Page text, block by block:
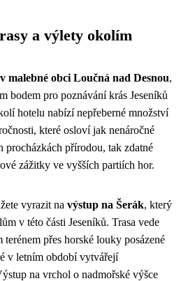
a výlety okolím
malebné obci Loučná nad Desnou,
bodem pro poznávání krás Jeseníků
hotelu nabízí nepřeberné množství
které osloví jak nenáročné
přírodou, tak zdatné
zážitky ve vyšších partiích hor.
vyrazit na výstup na Šerák, který
v této části Jeseníků. Trasa vede
přes horské louky posázené
v letním období vytvářejí
na vrchol o nadmořské výšce